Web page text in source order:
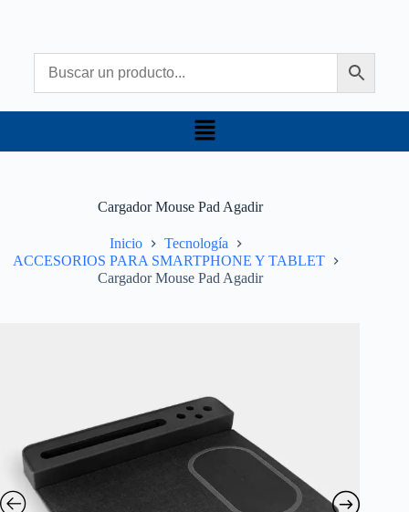
Cargador Mouse Pad Agadir
Inicio
Tecnología
ACCESORIOS PARA SMARTPHONE Y TABLET
Cargador Mouse Pad Agadir